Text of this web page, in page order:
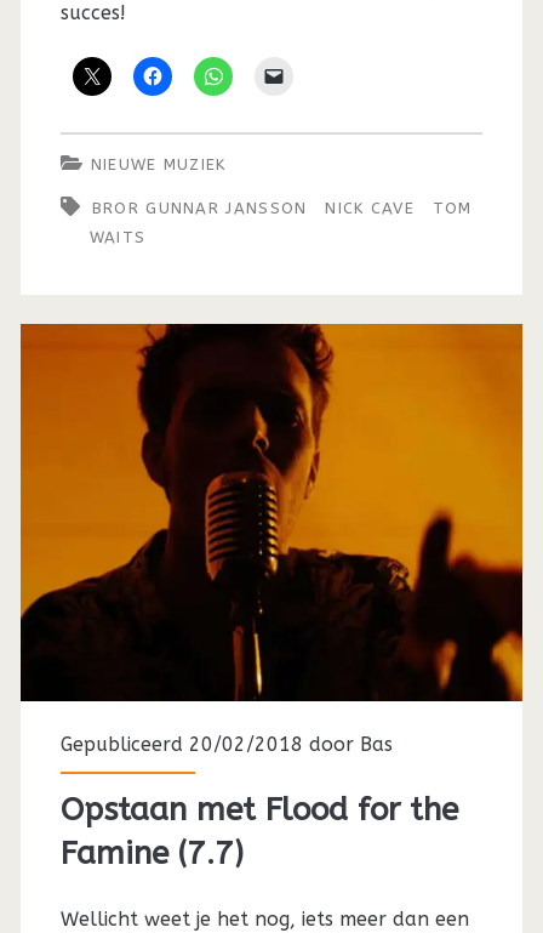
succes!
NIEUWE MUZIEK
BROR GUNNAR JANSSON NICK CAVE
TOM
WAITS
Gepubliceerd 20/02/2018 door Bas
Opstaan met Flood for the
Famine (7.7)
Wellicht weet je het nog, iets meer dan een